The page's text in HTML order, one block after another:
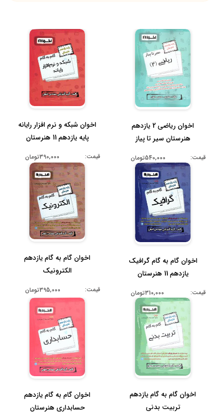
اخوان ریاضی 2 یازدهم
هنرستان سیر تا پیاز
قیمت: 540,000تومان
اخوان شبکه و نرم افزار رایانه
پایه یازدهم 11 هنرستان
قیمت: 390,000تومان
اخوان گام به گام گرافیک
یازدهم 11 هنرستان
قیمت: 310,000تومان
اخوان گام به گام یازدهم
الکترونیک
قیمت: 395,000تومان
اخوان گام به گام یازدهم
تربیت بدنی
اخوان گام به گام یازدهم
حسابداری هنرستان